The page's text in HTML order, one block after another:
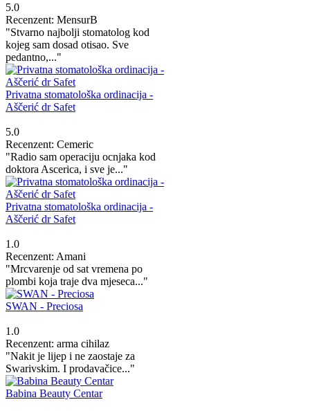
5.0
Recenzent: MensurB
"Stvarno najbolji stomatolog kod
kojeg sam dosad otisao. Sve
pedantno,..."
Privatna stomatološka ordinacija -
Aščerić dr Safet
5.0
Recenzent: Cemeric
"Radio sam operaciju ocnjaka kod
doktora Ascerica, i sve je..."
Privatna stomatološka ordinacija -
Aščerić dr Safet
1.0
Recenzent: Amani
"Mrcvarenje od sat vremena po
plombi koja traje dva mjeseca..."
SWAN - Preciosa
1.0
Recenzent: arma cihilaz
"Nakit je lijep i ne zaostaje za
Swarivskim. I prodavačice..."
Babina Beauty Centar